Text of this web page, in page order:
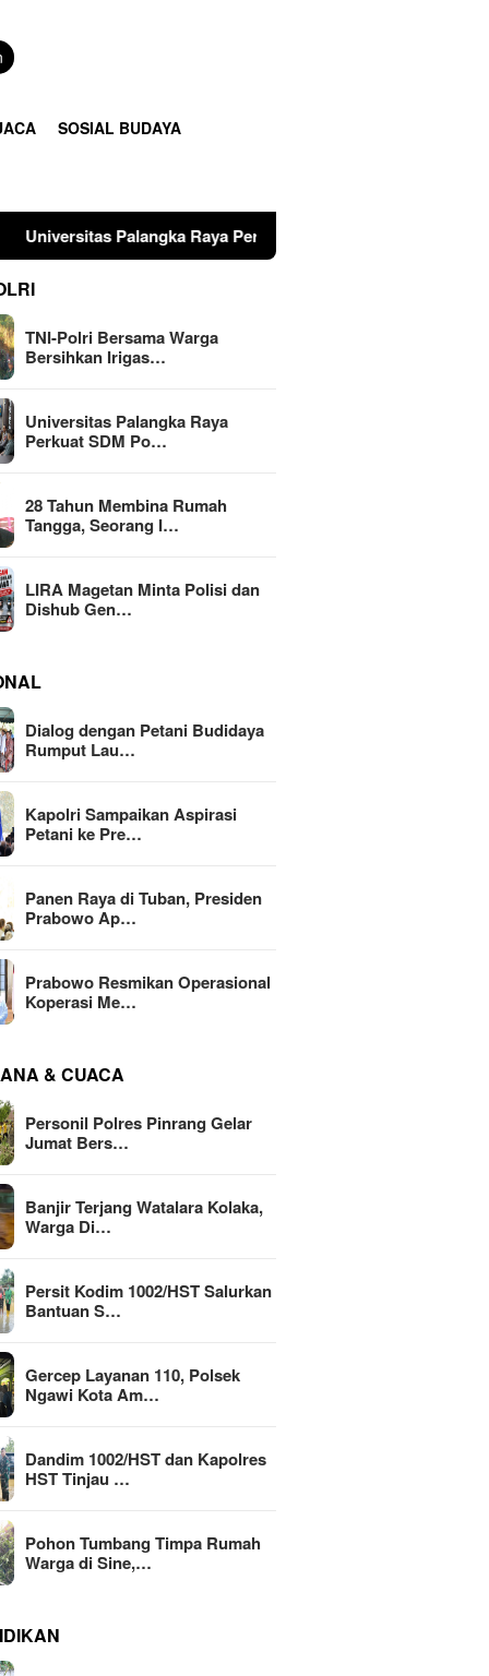
SOSIAL BUDAYA
Palangka Raya Perkuat SDM Polri Lewat Pusat Studi
TNI-Polri Bersama Warga
Bersihkan Irigas…
Universitas Palangka Raya
Perkuat SDM Po…
28 Tahun Membina Rumah
Tangga, Seorang I…
LIRA Magetan Minta Polisi dan
Dishub Gen…
Dialog dengan Petani Budidaya
Rumput Lau…
Kapolri Sampaikan Aspirasi
Petani ke Pre…
Panen Raya di Tuban, Presiden
Prabowo Ap…
Prabowo Resmikan Operasional
Koperasi Me…
& CUACA
Personil Polres Pinrang Gelar
Jumat Bers…
Banjir Terjang Watalara Kolaka,
Warga Di…
Persit Kodim 1002/HST Salurkan
Bantuan S…
Gercep Layanan 110, Polsek
Ngawi Kota Am…
Dandim 1002/HST dan Kapolres
HST Tinjau …
Pohon Tumbang Timpa Rumah
Warga di Sine,…